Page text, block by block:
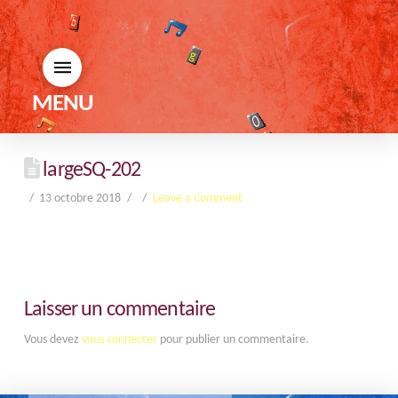
MENU
largeSQ-202
13 octobre 2018 Leave a Comment
Laisser un commentaire
Vous devez vous connecterpour publier un commentaire.